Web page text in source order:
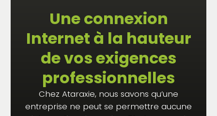
Une connexion
Internet à la hauteur
de vos exigences
professionnelles
Chez Ataraxie, nous savons qu’une
entreprise ne peut se permettre aucune